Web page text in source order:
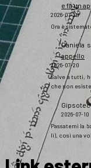
e fa un
2026-07-20
Ora è
Daniela
appello
2026-07-20
Salve a tutti,
che non
2026-07-10
Passatemi la
lì), così una